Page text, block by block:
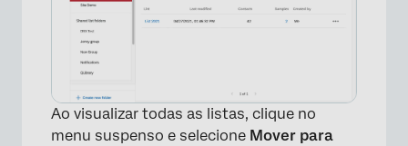
Ao visualizar todas as listas, clique no
menu suspenso e selecione Mover para